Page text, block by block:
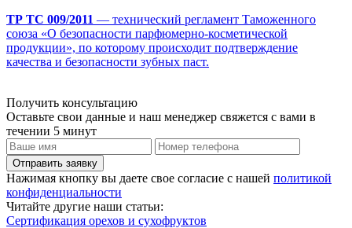
ТР ТС 009/2011 — технический регламент Таможенного
союза «О безопасности парфюмерно-косметической
продукции», по которому происходит подтверждение
качества и безопасности зубных паст.
Получить консультацию
Оставьте свои данные и наш менеджер свяжется с вами в
течении 5 минут
Отправить заявку
Нажимая кнопку вы даете свое согласие с нашей политикой
конфиденциальности
Читайте другие наши статьи:
Сертификация орехов и сухофруктов